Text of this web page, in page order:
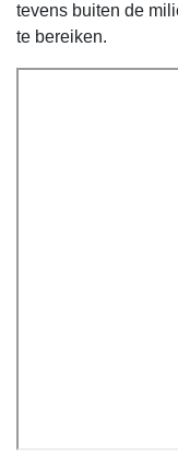
tevens buiten de
te bereiken.